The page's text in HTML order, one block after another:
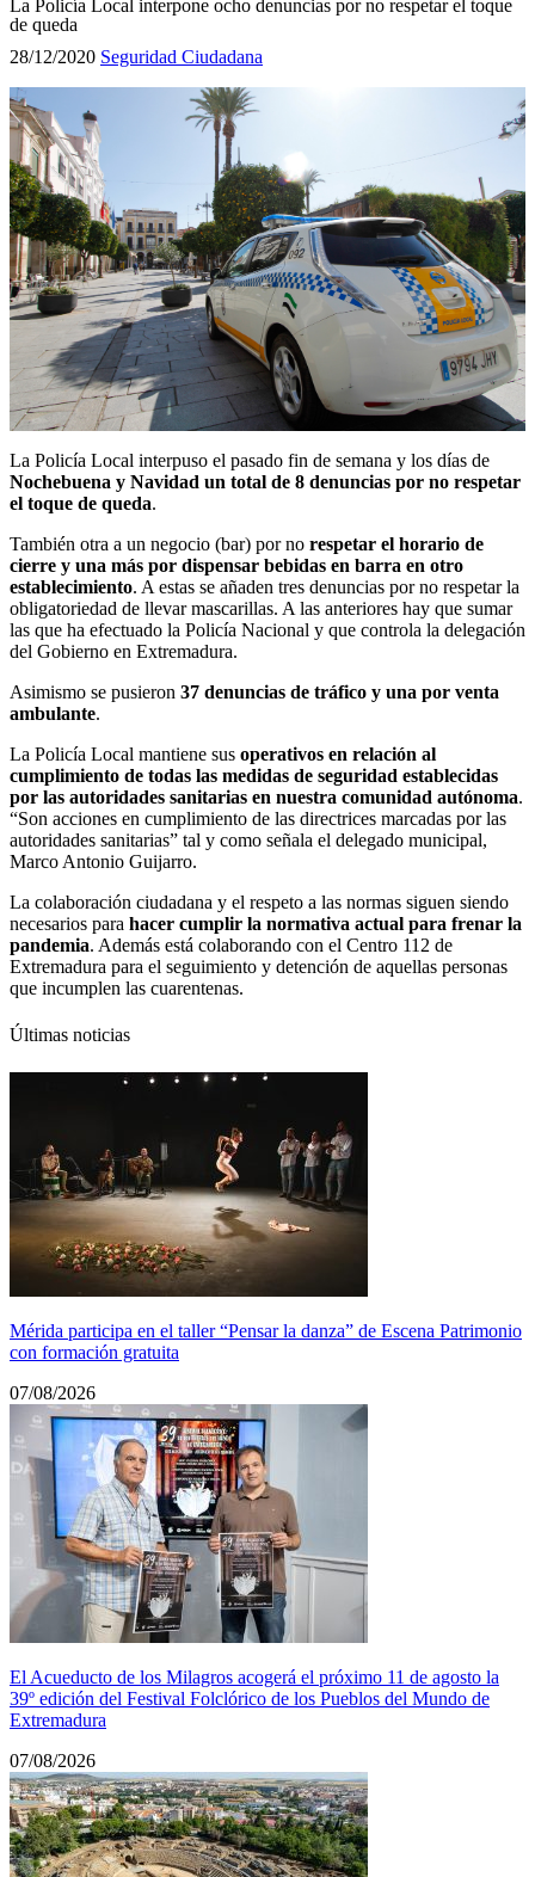
La Policía Local interpone ocho denuncias por no respetar el toque
de queda
28/12/2020 Seguridad Ciudadana
La Policía Local interpuso el pasado fin de semana y los días de
Nochebuena y Navidad un total de 8 denuncias por no respetar
el toque de queda.
También otra a un negocio (bar) por no respetar el horario de
cierre y una más por dispensar bebidas en barra en otro
establecimiento. A estas se añaden tres denuncias por no respetar la
obligatoriedad de llevar mascarillas. A las anteriores hay que sumar
las que ha efectuado la Policía Nacional y que controla la delegación
del Gobierno en Extremadura.
Asimismo se pusieron 37 denuncias de tráfico y una por venta
ambulante.
La Policía Local mantiene sus operativos en relación al
cumplimiento de todas las medidas de seguridad establecidas
por las autoridades sanitarias en nuestra comunidad autónoma.
“Son acciones en cumplimiento de las directrices marcadas por las
autoridades sanitarias” tal y como señala el delegado municipal,
Marco Antonio Guijarro.
La colaboración ciudadana y el respeto a las normas siguen siendo
necesarios para hacer cumplir la normativa actual para frenar la
pandemia. Además está colaborando con el Centro 112 de
Extremadura para el seguimiento y detención de aquellas personas
que incumplen las cuarentenas.
Últimas noticias
Mérida participa en el taller “Pensar la danza” de Escena Patrimonio
con formación gratuita
07/08/2026
El Acueducto de los Milagros acogerá el próximo 11 de agosto la
39º edición del Festival Folclórico de los Pueblos del Mundo de
Extremadura
07/08/2026